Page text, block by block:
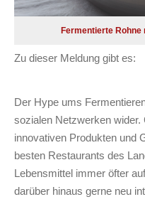
Fermentierte Rohne
Zu dieser Meldung gibt es:
Der Hype ums
sozialen Netzwerken
innovativen Produkten und
besten Restaurants des
Lebensmittel immer öfter
darüber hinaus gerne neu